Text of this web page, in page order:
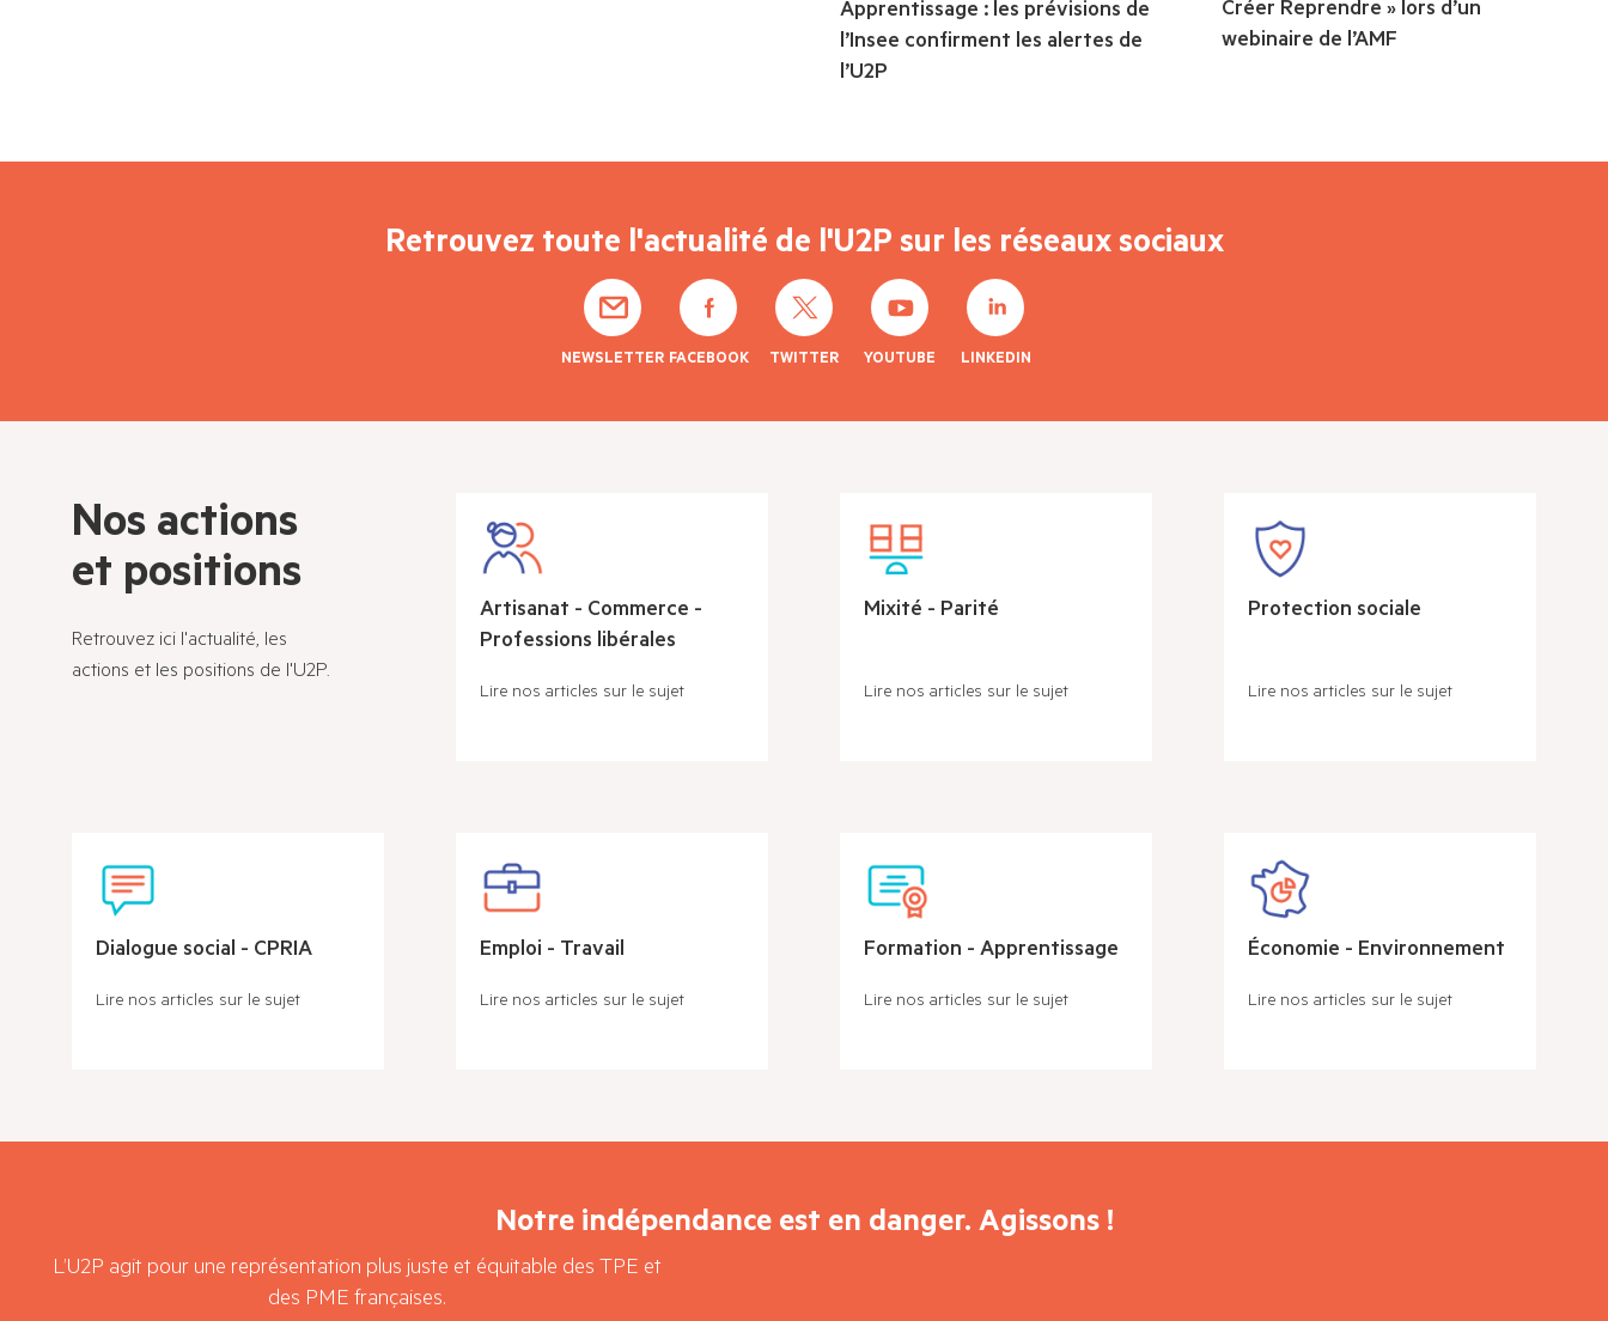
Apprentissage : les prévisions de
l’Insee confirment les alertes de
l’U2P
webinaire de l’AMF
Retrouvez toute l'actualité de l'U2P sur les réseaux sociaux
NEWSLETTER FACEBOOK TWITTER YOUTUBE LINKEDIN
Nos actions
et positions
Retrouvez ici l'actualité, les
actions et les positions de l'U2P.
Artisanat - Commerce -
Professions libérales
Lire nos articles sur le sujet
Mixité - Parité
Lire nos articles sur le sujet
Protection sociale
Lire nos articles sur le sujet
Dialogue social - CPRIA
Lire nos articles sur le sujet
Emploi - Travail
Lire nos articles sur le sujet
Formation - Apprentissage
Lire nos articles sur le sujet
Économie - Environnement
Lire nos articles sur le sujet
Notre indépendance est en danger. Agissons !
L’U2P agit pour une représentation plus juste et équitable des TPE et
des PME françaises.